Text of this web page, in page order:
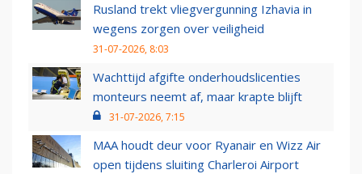
Rusland trekt vliegvergunning Izhavia in
wegens zorgen over veiligheid
31-07-2026, 8:03
Wachttijd afgifte onderhoudslicenties
monteurs neemt af, maar krapte blijft
31-07-2026, 7:15
MAA houdt deur voor Ryanair en Wizz Air
open tijdens sluiting Charleroi Airport